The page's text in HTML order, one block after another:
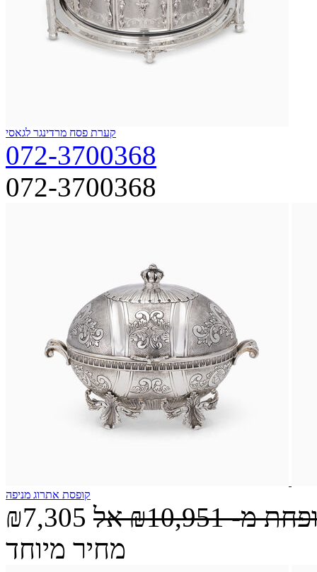
קערת פסח מרדינגר לגאסי
072-3700368
072-3700368
קופסת אתרוג מניפה
₪7,305 מ-₪10,951 אל
מחיר מיוחד